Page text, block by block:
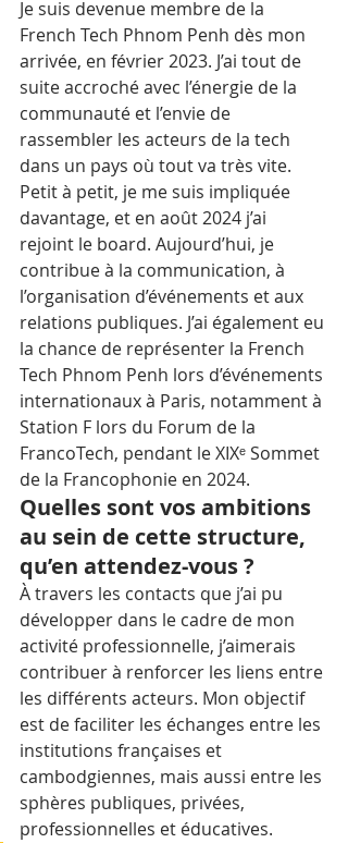
Je suis devenue membre de la
French Tech Phnom Penh dès mon
arrivée, en février 2023. J’ai tout de
suite accroché avec l’énergie de la
communauté et l’envie de
rassembler les acteurs de la tech
dans un pays où tout va très vite.
Petit à petit, je me suis impliquée
davantage, et en août 2024 j’ai
rejoint le board. Aujourd’hui, je
contribue à la communication, à
l’organisation d’événements et aux
relations publiques. J’ai également eu
la chance de représenter la French
Tech Phnom Penh lors d’événements
internationaux à Paris, notamment à
Station F lors du Forum de la
FrancoTech, pendant le XIXᵉ Sommet
de la Francophonie en 2024.
Quelles sont vos ambitions
au sein de cette structure,
qu’en attendez-vous ?
À travers les contacts que j’ai pu
développer dans le cadre de mon
activité professionnelle, j’aimerais
contribuer à renforcer les liens entre
les différents acteurs. Mon objectif
est de faciliter les échanges entre les
institutions françaises et
cambodgiennes, mais aussi entre les
sphères publiques, privées,
professionnelles et éducatives.